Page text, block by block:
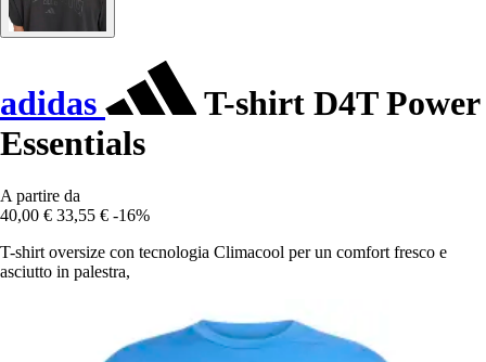
adidas
T-shirt D4T Power
Essentials
A partire da
40,00 € 33,55 € -16%
T-shirt oversize con tecnologia Climacool per un comfort fresco e
asciutto in palestra,